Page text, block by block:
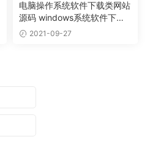
电脑操作系统软件下载类网站
源码 windows系统软件下载
网站织梦模板
2021-09-27